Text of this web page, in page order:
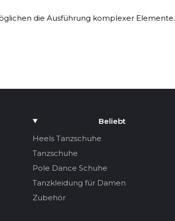
die Ausführung komplexer Elemente.
Beliebt
Heels Tanzschuhe
Tanzschuhe
Pole Dance Schuhe
Tanzkleidung für Damen
Zubehör